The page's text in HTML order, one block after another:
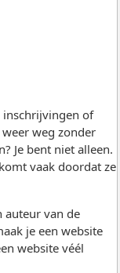
inschrijvingen of
weg zonder
Je bent niet alleen.
vaak doordat ze
auteur van de
je een website
website véél